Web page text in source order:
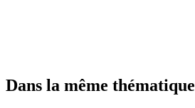
Dans la même thématique